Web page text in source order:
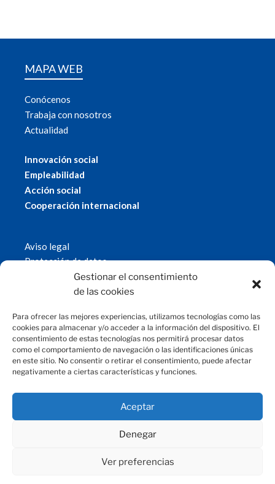
Gestionar el consentimiento
de las cookies
Para ofrecer las mejores experiencias, utilizamos tecnologías como las
cookies para almacenar y/o acceder a la información del dispositivo. El
consentimiento de estas tecnologías nos permitirá procesar datos
como el comportamiento de navegación o las identificaciones únicas
en este sitio. No consentir o retirar el consentimiento, puede afectar
negativamente a ciertas características y funciones.
Aceptar
Denegar
Ver preferencias
MAPA WEB
Conócenos
Trabaja con nosotros
Actualidad
Innovación social
Empleabilidad
Acción social
Cooperación internacional
Aviso legal
Protección de datos
Política de cookies
© 2019 Fundación Magtel.
CONTACTO
fundacion@magtel.es
Parque Empresarial Las Quemadas
C/Gabriel Ramos Bejarano, 114
14014 Córdoba